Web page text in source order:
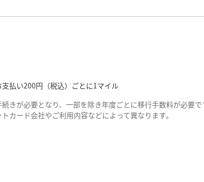
払い200円（税込）ごとに1マイル
きが必要となり、一部を除き年度ごとに移行手数料が必要
カード会社やご利用内容などによって異なります。